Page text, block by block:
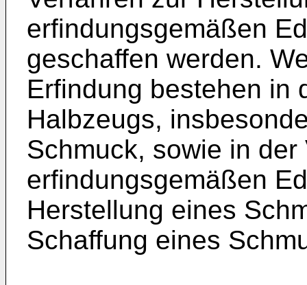
erfindungsgemäßen
geschaffen werden.
Erfindung bestehen in
Halbzeugs,
Schmuck, sowie in
erfindungsgemäßen
Herstellung eines
Schaffung eines